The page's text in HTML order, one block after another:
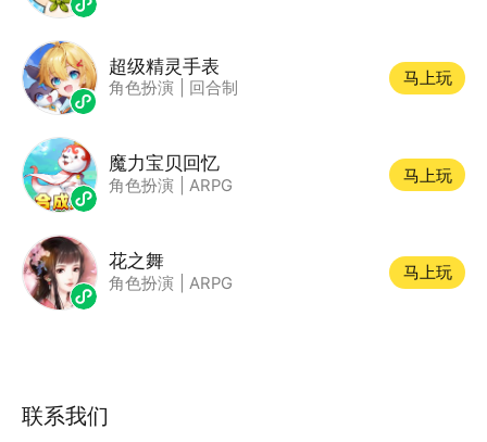
超级精灵手表
角色扮演 回合制
马上玩
魔力宝贝回忆
角色扮演 ARPG
马上玩
花之舞
角色扮演 ARPG
马上玩
联系我们